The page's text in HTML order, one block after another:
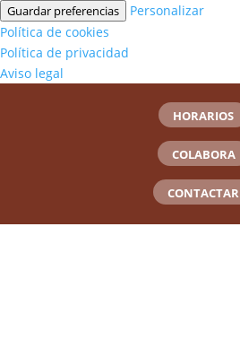
Guardar preferencias
Personalizar
Política de cookies
Política de privacidad
Aviso legal
HORARIOS
COLABORA
CONTACTAR